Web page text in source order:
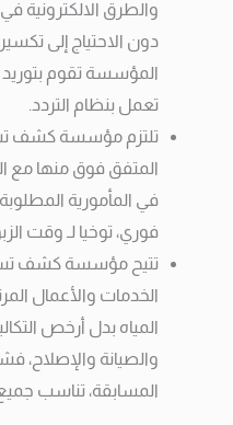
والطرق الالكترونية
دون الاحتياج إلى
المؤسسة تقوم بتوريد
تعمل بنظام التردد.
تلتزم مؤسسة كشف
المتفق فوق منها مع
في المأمورية
فوري، توخيا لـ وقت
تتيح مؤسسة كشف
الخدمات والأعمال
المياه بدل أرخص
والصيانة والإصلاح،
المسابقة، تناسب